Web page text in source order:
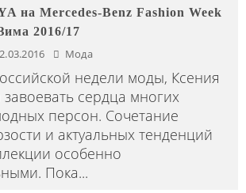
на Mercedes-Benz Fashion Week
2016/17
Мода
недели моды, Ксения
завоевать сердца многих
персон. Сочетание
и актуальных тенденций
особенно
Пока...